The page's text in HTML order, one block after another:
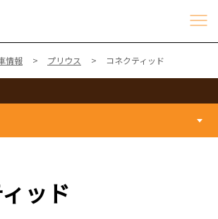
情報 プリウス コネクティッド
ッド